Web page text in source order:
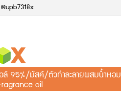
@upb7318x
ล์ 95%/มัสค์/ตัวทำละลายผสมน้ำหอม
oil